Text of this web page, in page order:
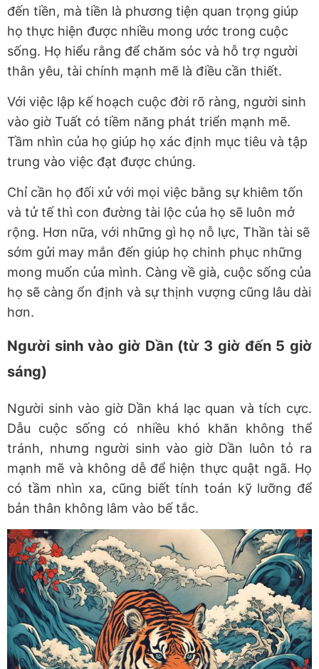
đến tiền, mà tiền là phương tiện quan trọng giúp
họ thực hiện được nhiều mong ước trong cuộc
sống. Họ hiểu rằng để chăm sóc và hỗ trợ người
thân yêu, tài chính mạnh mẽ là điều cần thiết.
Với việc lập kế hoạch cuộc đời rõ ràng, người sinh
vào giờ Tuất có tiềm năng phát triển mạnh mẽ.
Tầm nhìn của họ giúp họ xác định mục tiêu và tập
trung vào việc đạt được chúng.
Chỉ cần họ đối xử với mọi việc bằng sự khiêm tốn
và tử tế thì con đường tài lộc của họ sẽ luôn mở
rộng. Hơn nữa, với những gì họ nỗ lực, Thần tài sẽ
sớm gửi may mắn đến giúp họ chinh phục những
mong muốn của mình. Càng về già, cuộc sống của
họ sẽ càng ổn định và sự thịnh vượng cũng lâu dài
hơn.
Người sinh vào giờ Dần (từ 3 giờ đến 5 giờ
sáng)
Người sinh vào giờ Dần khá lạc quan và tích cực.
Dẫu cuộc sống có nhiều khó khăn không thể
tránh, nhưng người sinh vào giờ Dần luôn tỏ ra
mạnh mẽ và không dễ để hiện thực quật ngã. Họ
có tầm nhìn xa, cũng biết tính toán kỹ lưỡng để
bản thân không lâm vào bế tắc.